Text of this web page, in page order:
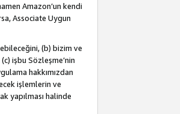
Amazon’un kendi
Associate Uygun
(b) bizim ve
işbu Sözleşme’nin
hakkımızdan
işlemlerin ve
yapılması halinde